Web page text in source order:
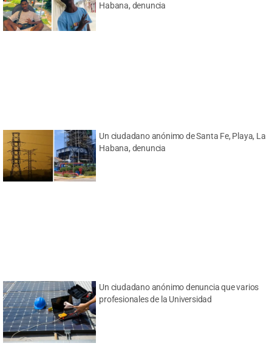
Habana, denuncia
Un ciudadano anónimo de Santa Fe, Playa, La
Habana, denuncia
Un ciudadano anónimo denuncia que varios
profesionales de la Universidad